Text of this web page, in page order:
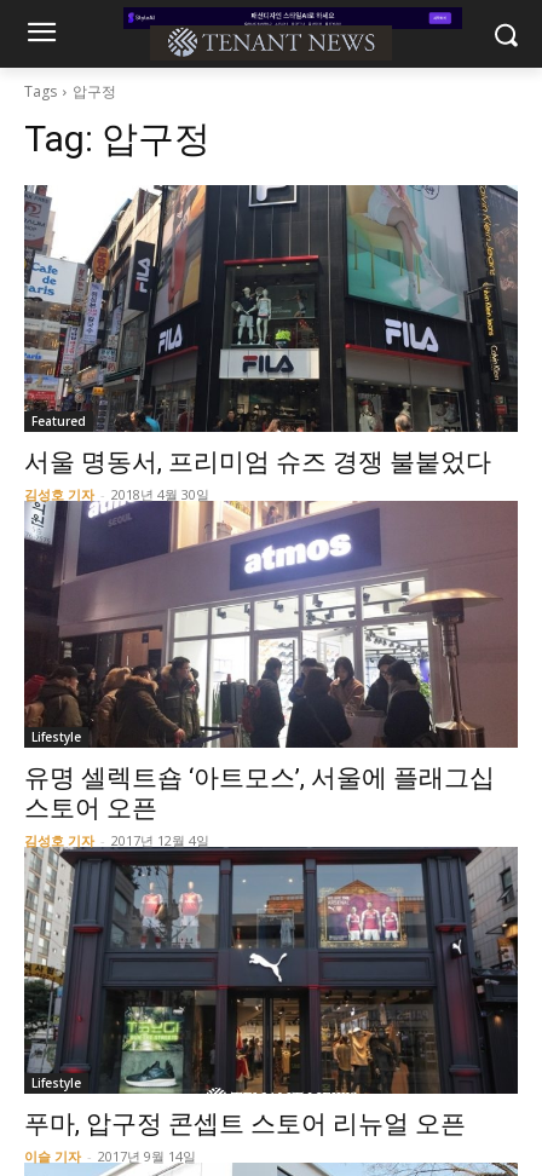
Tags 압구정
Tag: 압구정
Featured
서울 명동서, 프리미엄 슈즈 경쟁 불붙었다
김성호 기자 - 2018년 4월 30일
Lifestyle
유명 셀렉트숍 ‘아트모스’, 서울에 플래그십
스토어 오픈
김성호 기자 - 2017년 12월 4일
Lifestyle
푸마, 압구정 콘셉트 스토어 리뉴얼 오픈
이슬 기자 - 2017년 9월 14일